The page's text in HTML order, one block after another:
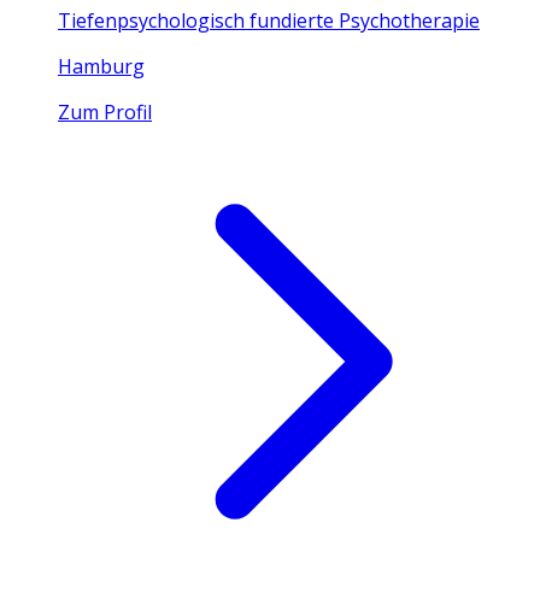
Tiefenpsychologisch fundierte Psychotherapie
Hamburg
Zum Profil